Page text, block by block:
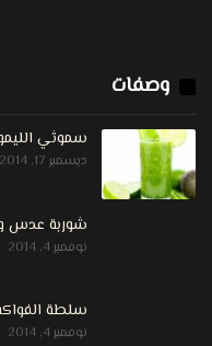
وصفات
سموثي
ديسمبر 17, 2014
شوربة عدس
نوفمبر 4, 2014
سلطة
نوفمبر 4, 2014